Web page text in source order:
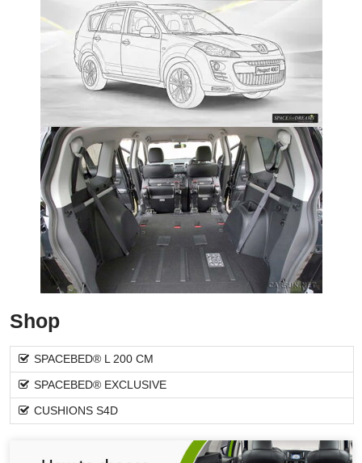
Shop
SPACEBED® L 200 CM
SPACEBED® EXCLUSIVE
CUSHIONS S4D